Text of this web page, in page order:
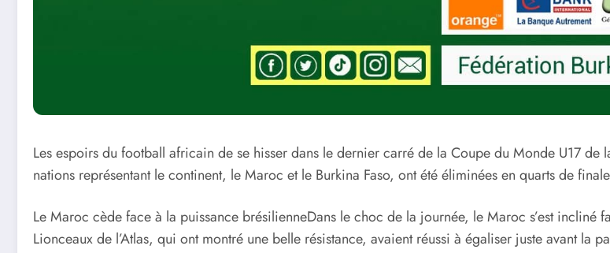
Les espoirs du football africain de se hisser dans le dernier carré de la Coupe du Monde U17
nations représentant le continent, le Maroc et le Burkina Faso, ont été éliminées en quarts de
Le Maroc cède face à la puissance brésilienne​Dans le choc de la journée, le Maroc s’est
Lionceaux de l’Atlas, qui ont montré une belle résistance, avaient réussi à égaliser juste avant la